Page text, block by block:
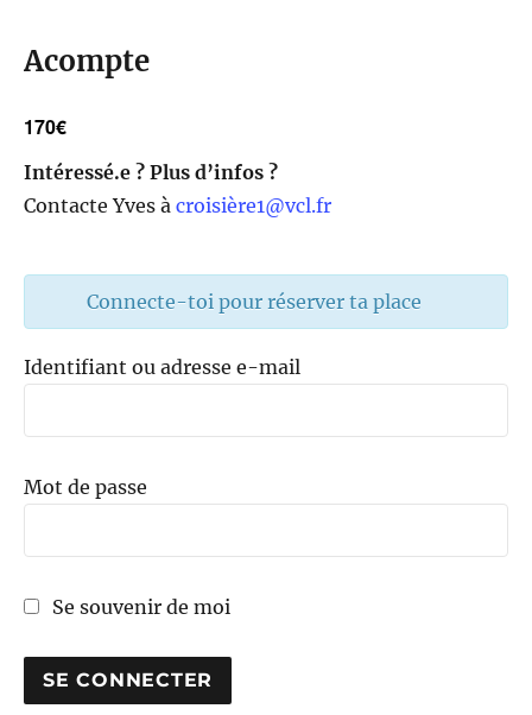
Acompte
170€
Intéressé.e ? Plus d’infos ?
Contacte Yves à croisière1@vcl.fr
Connecte-toi pour réserver ta place
Identifiant ou adresse e-mail
Mot de passe
Se souvenir de moi